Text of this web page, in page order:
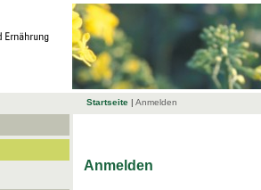
Startseite | Anmelden
Anmelden